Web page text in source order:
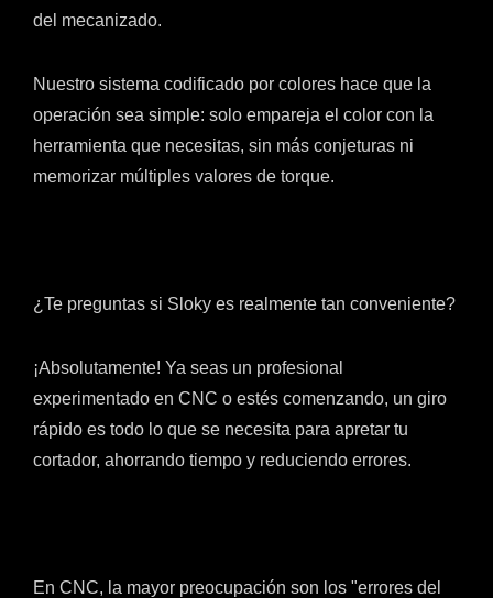
del mecanizado.
Nuestro sistema codificado por colores hace que la
operación sea simple: solo empareja el color con la
herramienta que necesitas, sin más conjeturas ni
memorizar múltiples valores de torque.
¿Te preguntas si Sloky es realmente tan conveniente?
¡Absolutamente! Ya seas un profesional
experimentado en CNC o estés comenzando, un giro
rápido es todo lo que se necesita para apretar tu
cortador, ahorrando tiempo y reduciendo errores.
En CNC, la mayor preocupación son los "errores del